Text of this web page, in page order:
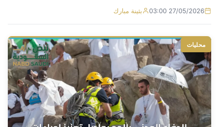
27/05/2026 03:00 بثينة مبارك
محليات